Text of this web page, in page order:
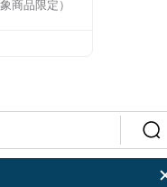
商品限定）